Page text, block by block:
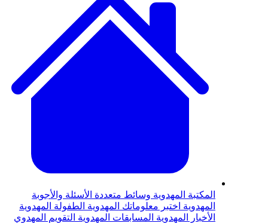
المهدويةوسائط متعددةالأسئلة والأجوبة
اختبر معلوماتك المهدويةالطفولة المهدوية
المهدويةالمسابقات المهدويةالتقويم المهدوي